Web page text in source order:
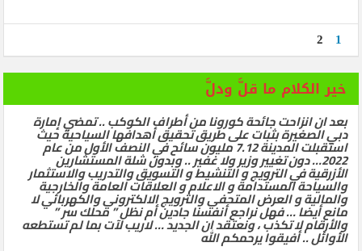
1
2
خير الكلام ما قلَّ ودلَّ
بعد ان انزاحت جائحة كورونا من أطراف الكوكب .. تمضي إمارة
دبي الصغيرة بثبات على طريق تحقيق أهدافها السياحية حيث
استقبلت المدينة 7.12 مليون سائح في النصف الأول من عام
2022… دون تغيير وزير ولا غفير .. وبدون شلة المستشارين
الأزرقية في الترويج و التنشيط و التسويق والتدريب والاستثمار
والسياحة المستدامة و الاعلام و العلاقات العامة والخارجية
والمالية و العرض المتحفي والترويج الالكتروني والكهربائي لا
مانع أيضا … فهل نراجع أنفسنا جادين أم نظل ” محلك سر ”
والأرقام لا تكذب ، ونعتقد ان الجديد … لاريب لآت بما لم تستطعه
الأوائل .. أفيقوا يرحمكم الله